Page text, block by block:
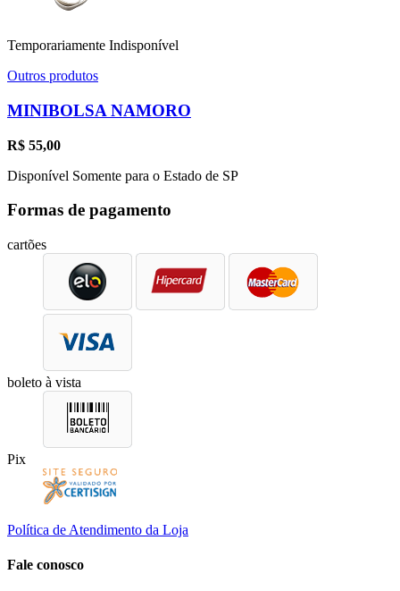
Temporariamente Indisponível
Outros produtos
MINIBOLSA NAMORO
R$ 55,00
Disponível Somente para o Estado de SP
Formas de pagamento
cartões
boleto à vista
Pix
Política de Atendimento da Loja
Fale conosco